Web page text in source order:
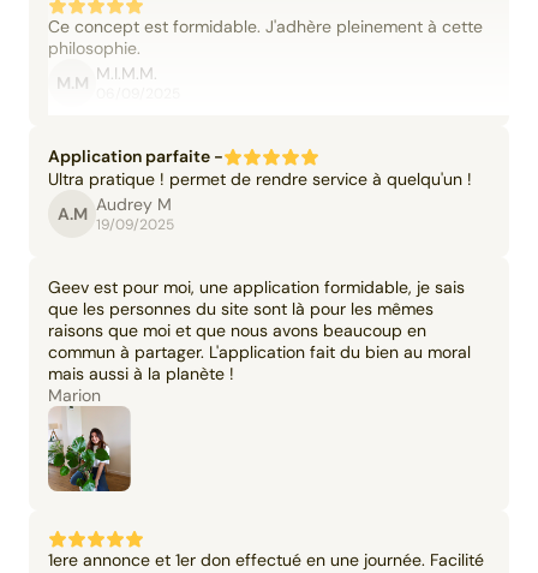
Ce concept est formidable. J'adhère pleinement à cette
philosophie.
M.M M.I.M.M.
Application parfaite -
Ultra pratique ! permet de rendre service à quelqu'un !
A.M Audrey M
19/09/2025
Geev est pour moi, une application formidable, je sais
que les personnes du site sont là pour les mêmes
raisons que moi et que nous avons beaucoup en
commun à partager. L'application fait du bien au moral
mais aussi à la planète !
Marion
1ere annonce et 1er don effectué en une journée. Facilité